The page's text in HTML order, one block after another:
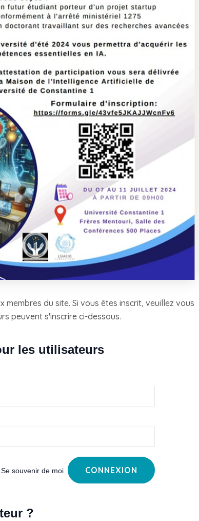
membres du site. Si vous êtes inscrit, veuillez vous
peuvent s'inscrire ci-dessous.
les utilisateurs
Se souvenir de moi
?